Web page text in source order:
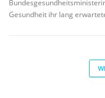
Gesundheit ihr lang